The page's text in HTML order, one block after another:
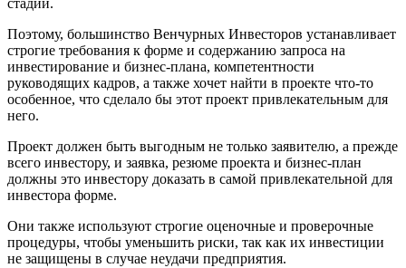
стадии.
Поэтому, большинство Венчурных Инвесторов устанавливает
строгие требования к форме и содержанию запроса на
инвестирование и бизнес-плана, компетентности
руководящих кадров, а также хочет найти в проекте что-то
особенное, что сделало бы этот проект привлекательным для
него.
Проект должен быть выгодным не только заявителю, а прежде
всего инвестору, и заявка, резюме проекта и бизнес-план
должны это инвестору доказать в самой привлекательной для
инвестора форме.
Они также используют строгие оценочные и проверочные
процедуры, чтобы уменьшить риски, так как их инвестиции
не защищены в случае неудачи предприятия.